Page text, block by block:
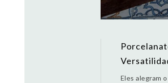
Eles alegram